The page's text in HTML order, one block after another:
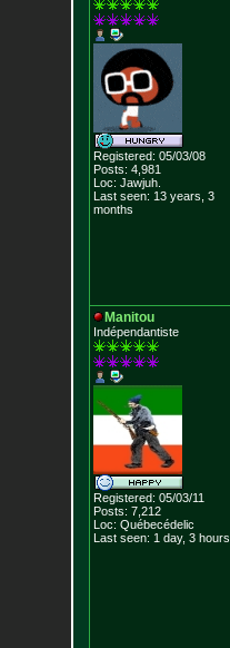
Registered: 05/03/08
Posts: 4,981
Loc: Jawjuh.
Last seen: 13 years, 3
months
Manitou
Indépendantiste
Registered: 05/03/11
Posts: 7,212
Loc: Québecédelic
Last seen: 1 day, 3 hours